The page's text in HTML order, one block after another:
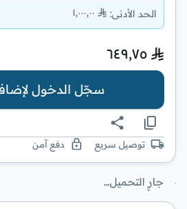
الحد الأدنى: ١٬٠٠٠٫٠٠
٦٤٩٫٧٥
سجّل الدخول
توصيل سريع دفع آمن
جارٍ التحميل…